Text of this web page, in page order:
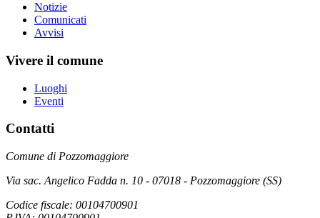
Notizie
Comunicati
Avvisi
Vivere il comune
Luoghi
Eventi
Contatti
Comune di Pozzomaggiore
Via sac. Angelico Fadda n. 10 - 07018 - Pozzomaggiore (SS)
Codice fiscale: 00104700901